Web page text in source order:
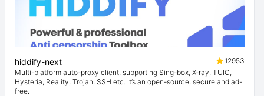
hiddify-next
12953
Multi-platform auto-proxy client, supporting Sing-box, X-ray, TUIC,
Hysteria, Reality, Trojan, SSH etc. It’s an open-source, secure and ad-
free.